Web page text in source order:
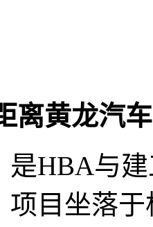
离黄龙汽
是HBA与
项目坐落